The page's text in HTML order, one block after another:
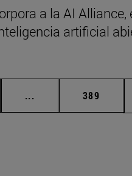
a la AI Alliance,
artificial
... Páginas Página
389